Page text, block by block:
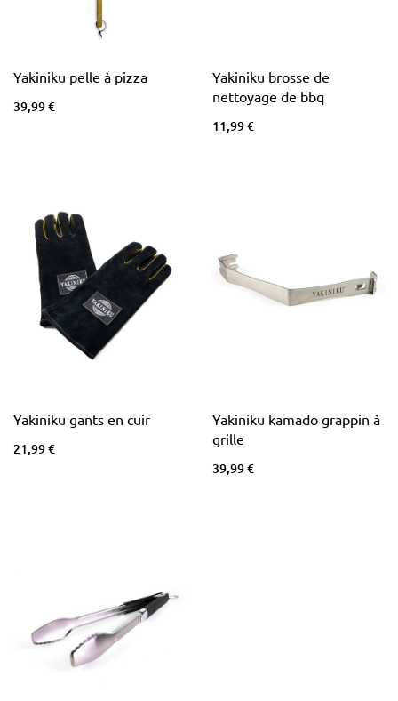
Yakiniku pelle à pizza
39,99 €
Yakiniku brosse de
nettoyage de bbq
11,99 €
Yakiniku gants en cuir
21,99 €
Yakiniku kamado grappin à
grille
39,99 €